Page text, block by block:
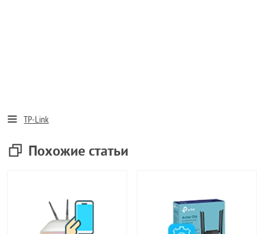
TP-Link
Похожие статьи